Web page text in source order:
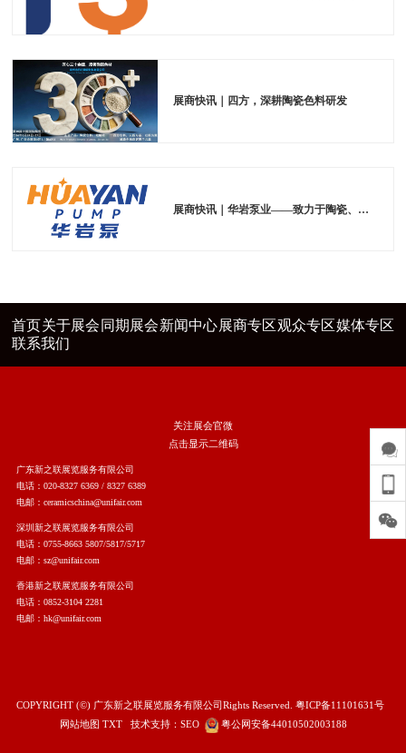
展商快讯｜四方，深耕陶瓷色料研发
展商快讯｜华岩泵业——致力于陶瓷、压滤、煤化工等行业用泵的研发与制造
首页关于展会 同期展会新闻中心展商专区观众专区媒体专区
联系我们
关注展会官微
点击显示二维码
广东新之联展览服务有限公司
电话：020-8327 6369 / 8327 6389
电邮：ceramicschina@unifair.com
深圳新之联展览服务有限公司
电话：0755-8663 5807/5817/5717
电邮：sz@unifair.com
香港新之联展览服务有限公司
电话：0852-3104 2281
电邮：hk@unifair.com
COPYRIGHT (©) 广东新之联展览服务有限公司Rights Reserved. 粤ICP备11101631号
网站地图 TXT技术支持： SEO 粤公网安备44010502003188